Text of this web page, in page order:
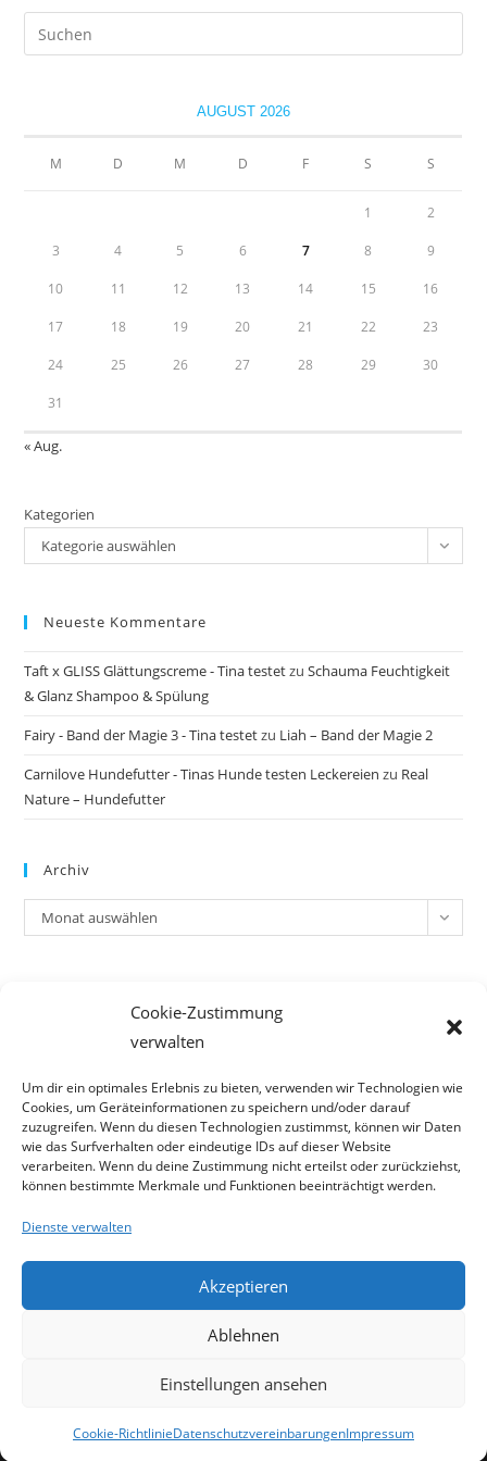
Cookie-Zustimmung
verwalten
Um dir ein optimales Erlebnis zu bieten, verwenden wir Technologien wie
Cookies, um Geräteinformationen zu speichern und/oder darauf
zuzugreifen. Wenn du diesen Technologien zustimmst, können wir Daten
wie das Surfverhalten oder eindeutige IDs auf dieser Website
verarbeiten. Wenn du deine Zustimmung nicht erteilst oder zurückziehst,
können bestimmte Merkmale und Funktionen beeinträchtigt werden.
Dienste verwalten
Akzeptieren
Ablehnen
Einstellungen ansehen
Cookie-RichtlinieDatenschutzvereinbarungenImpressum
AUGUST 2026
M D M D F S S
1 2
3 4 5 6 7 8 9
10 11 12 13 14 15 16
17 18 19 20 21 22 23
24 25 26 27 28 29 30
31
« Aug.
Kategorien
Kategorie auswählen
Neueste Kommentare
Taft x GLISS Glättungscreme - Tina testetzuSchauma Feuchtigkeit
& Glanz Shampoo & Spülung
Fairy - Band der Magie 3 - Tina testetzu Liah – Band der Magie 2
Carnilove Hundefutter - Tinas Hunde testen Leckereien zu Real
Nature – Hundefutter
Archiv
Archiv
Monat auswählen
Kommentar-Feed
WordPress.org
Copyright - WordPress Theme by OceanWP